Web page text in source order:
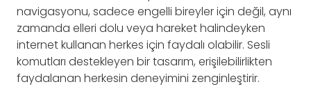
navigasyonu, sadece engelli bireyler için değil, aynı
zamanda elleri dolu veya hareket halindeyken
internet kullanan herkes için faydalı olabilir. Sesli
komutları destekleyen bir tasarım, erişilebilirlikten
faydalanan herkesin deneyimini zenginleştirir.